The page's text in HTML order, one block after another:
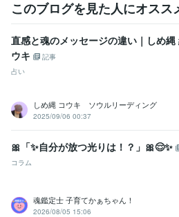
このブログを見た人にオスス
直感と魂のメッセージの違い｜しめ縄
ウキ
記事
占い
しめ縄 コウキ ソウルリーディング
2025/09/06 00:37
🎀「✨️自分が放つ光りは！？」🎀😌✨️
コラム
魂鑑定士 子育てかぁちゃん！
2026/08/05 15:06